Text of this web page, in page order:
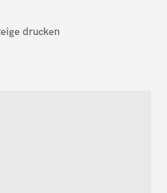
drucken